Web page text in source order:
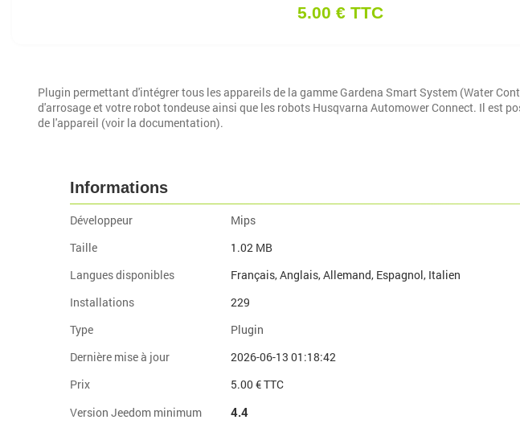
5.00 € TTC
Plugin permettant d'intégrer tous les appareils de la gamme Gardena Smart System (Water
d'arrosage et votre robot tondeuse ainsi que les robots Husqvarna Automower Connect. Il est
de l'appareil (voir la documentation).
Informations
Développeur
Mips
Taille
1.02 MB
Langues disponibles
Français, Anglais, Allemand, Espagnol, Italien
Installations
229
Type
Plugin
Dernière mise à jour
2026-06-13 01:18:42
Prix
5.00 € TTC
Version Jeedom minimum
4.4